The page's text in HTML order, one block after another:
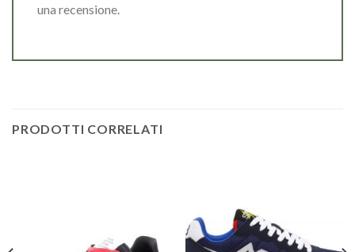
una recensione.
PRODOTTI CORRELATI